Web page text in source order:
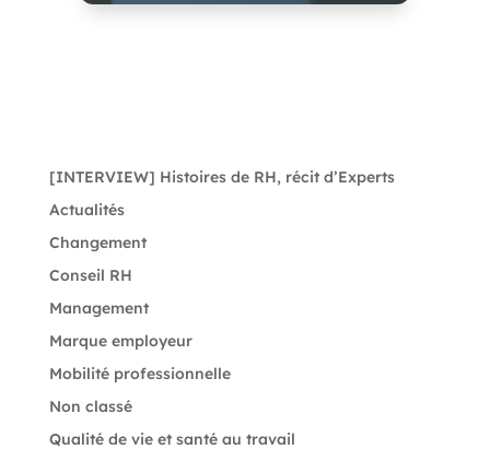
[INTERVIEW] Histoires de RH, récit d’Experts
Actualités
Changement
Conseil RH
Management
Marque employeur
Mobilité professionnelle
Non classé
Qualité de vie et santé au travail